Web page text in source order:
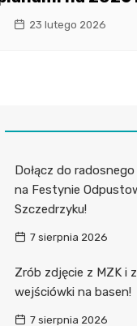
23 lutego 2026
Dołącz do
na Festynie
Szczedrzyku!
7 sierpnia 2026
Zrób zdjęcie z MZK i
wejściówki na basen!
7 sierpnia 2026